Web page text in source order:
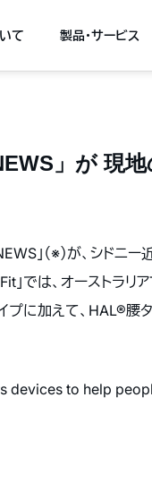
て 製品・サービス
」が 現
」（※）が、シド
」では、オーストラ
に加えて、HAL®腰
devices to help